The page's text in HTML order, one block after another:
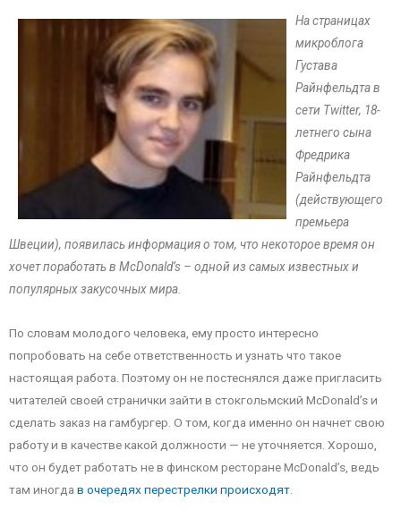
На страницах
микроблога
Густава
Райнфельдта в
сети Twitter, 18-
летнего сына
Фредрика
Райнфельдта
(действующего
премьера
Швеции), появилась информация о том, что некоторое время он
хочет поработать в McDonald’s – одной из самых известных и
популярных закусочных мира.
По словам молодого человека, ему просто интересно
попробовать на себе ответственность и узнать что такое
настоящая работа. Поэтому он не постеснялся даже пригласить
читателей своей странички зайти в стокгольмский McDonald’s и
сделать заказ на гамбургер. О том, когда именно он начнет свою
работу и в качестве какой должности — не уточняется. Хорошо,
что он будет работать не в финском ресторане McDonald’s, ведь
там иногда в очередях перестрелки происходят